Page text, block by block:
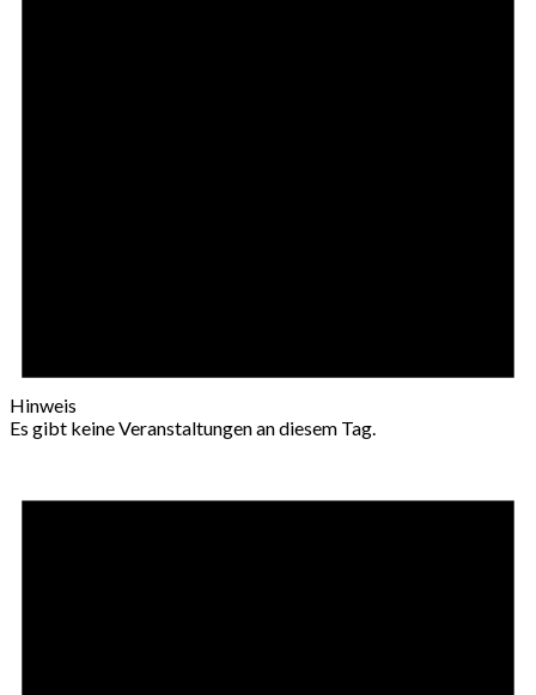
Hinweis
Es gibt keine Veranstaltungen an diesem Tag.